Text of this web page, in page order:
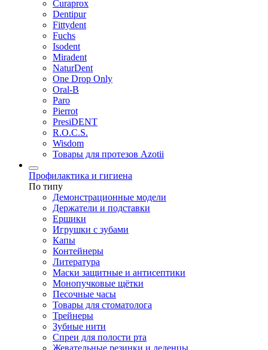
Curaprox
Dentipur
Fittydent
Fuchs
Isodent
Miradent
NaturDent
One Drop Only
Oral-B
Paro
Pierrot
PresiDENT
R.O.C.S.
Wisdom
Товары для протезов Azotii
Профилактика и гигиена
По типу
Демонстрационные модели
Держатели и подставки
Ершики
Игрушки с зубами
Капы
Контейнеры
Литература
Маски защитные и антисептики
Монопучковые щётки
Песочные часы
Товары для стоматолога
Трейнеры
Зубные нити
Спреи для полости рта